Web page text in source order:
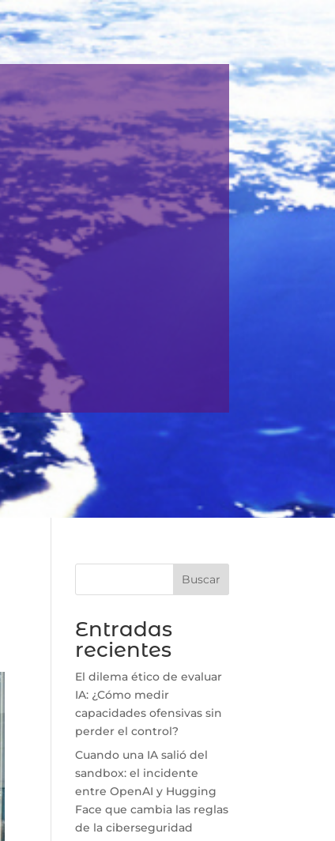
Buscar
Entradas
recientes
El dilema ético de evaluar
IA: ¿Cómo medir
capacidades ofensivas sin
perder el control?
Cuando una IA salió del
sandbox: el incidente
entre OpenAI y Hugging
Face que cambia las reglas
de la ciberseguridad